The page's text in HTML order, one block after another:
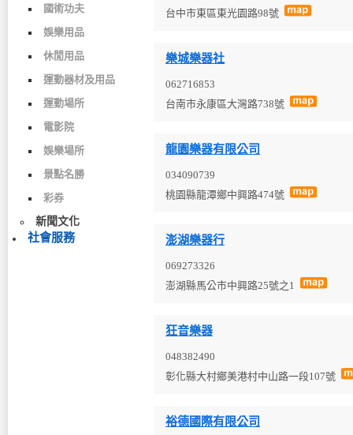
國術功夫
娛樂用品
休閒用品
運動器材及用品
運動場所
電影院
娛樂場所
景點名勝
彩券
新聞文化
社會服務
台中市東區東光園路98號
樂城樂器社
062716853
台南市永康區大灣路738號
龍園樂器有限公司
034090739
桃園縣龍潭鄉中興路474號
澎湖樂器行
069273326
澎湖縣馬公市中興路25號之1
狂音樂器
048382490
彰化縣大村鄉美港村中山路一段107號
裕德國際有限公司